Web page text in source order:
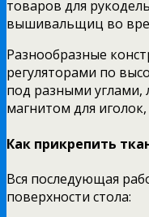
товаров для
вышивальщиц во
Разнообразные
регуляторами по
под разными углами,
магнитом для
Как прикрепить
Вся последующая
поверхности стола: